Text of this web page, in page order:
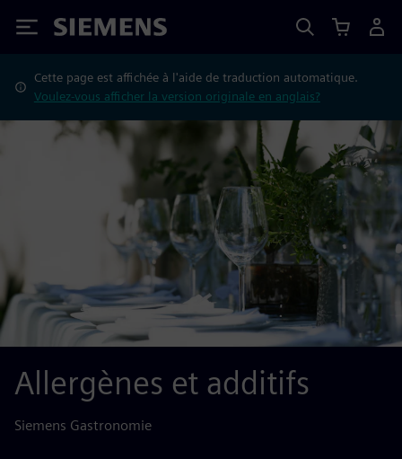
Siemens
Cette page est affichée à l'aide de traduction automatique.
Voulez-vous afficher la version originale en anglais?
Allergènes et additifs
Siemens Gastronomie